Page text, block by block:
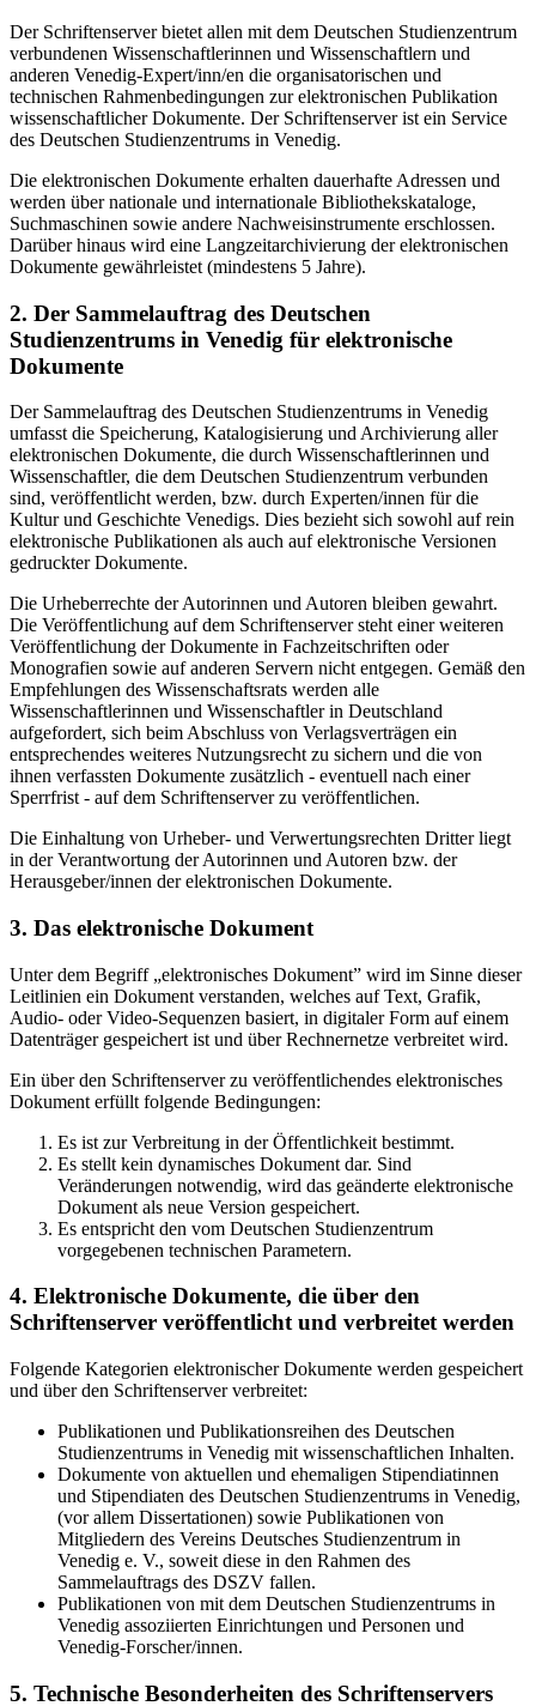
Der Schriftenserver bietet allen mit dem Deutschen Studienzentrum
verbundenen Wissenschaftlerinnen und Wissenschaftlern und
anderen Venedig-Expert/inn/en die organisatorischen und
technischen Rahmenbedingungen zur elektronischen Publikation
wissenschaftlicher Dokumente. Der Schriftenserver ist ein Service
des Deutschen Studienzentrums in Venedig.
Die elektronischen Dokumente erhalten dauerhafte Adressen und
werden über nationale und internationale Bibliothekskataloge,
Suchmaschinen sowie andere Nachweisinstrumente erschlossen.
Darüber hinaus wird eine Langzeitarchivierung der elektronischen
Dokumente gewährleistet (mindestens 5 Jahre).
2. Der Sammelauftrag des Deutschen
Studienzentrums in Venedig für elektronische
Dokumente
Der Sammelauftrag des Deutschen Studienzentrums in Venedig
umfasst die Speicherung, Katalogisierung und Archivierung aller
elektronischen Dokumente, die durch Wissenschaftlerinnen und
Wissenschaftler, die dem Deutschen Studienzentrum verbunden
sind, veröffentlicht werden, bzw. durch Experten/innen für die
Kultur und Geschichte Venedigs. Dies bezieht sich sowohl auf rein
elektronische Publikationen als auch auf elektronische Versionen
gedruckter Dokumente.
Die Urheberrechte der Autorinnen und Autoren bleiben gewahrt.
Die Veröffentlichung auf dem Schriftenserver steht einer weiteren
Veröffentlichung der Dokumente in Fachzeitschriften oder
Monografien sowie auf anderen Servern nicht entgegen. Gemäß den
Empfehlungen des Wissenschaftsrats werden alle
Wissenschaftlerinnen und Wissenschaftler in Deutschland
aufgefordert, sich beim Abschluss von Verlagsverträgen ein
entsprechendes weiteres Nutzungsrecht zu sichern und die von
ihnen verfassten Dokumente zusätzlich - eventuell nach einer
Sperrfrist - auf dem Schriftenserver zu veröffentlichen.
Die Einhaltung von Urheber- und Verwertungsrechten Dritter liegt
in der Verantwortung der Autorinnen und Autoren bzw. der
Herausgeber/innen der elektronischen Dokumente.
3. Das elektronische Dokument
Unter dem Begriff „elektronisches Dokument” wird im Sinne dieser
Leitlinien ein Dokument verstanden, welches auf Text, Grafik,
Audio- oder Video-Sequenzen basiert, in digitaler Form auf einem
Datenträger gespeichert ist und über Rechnernetze verbreitet wird.
Ein über den Schriftenserver zu veröffentlichendes elektronisches
Dokument erfüllt folgende Bedingungen:
Es ist zur Verbreitung in der Öffentlichkeit bestimmt.
Es stellt kein dynamisches Dokument dar. Sind
Veränderungen notwendig, wird das geänderte elektronische
Dokument als neue Version gespeichert.
Es entspricht den vom Deutschen Studienzentrum
vorgegebenen technischen Parametern.
4. Elektronische Dokumente, die über den
Schriftenserver veröffentlicht und verbreitet werden
Folgende Kategorien elektronischer Dokumente werden gespeichert
und über den Schriftenserver verbreitet:
Publikationen und Publikationsreihen des Deutschen
Studienzentrums in Venedig mit wissenschaftlichen Inhalten.
Dokumente von aktuellen und ehemaligen Stipendiatinnen
und Stipendiaten des Deutschen Studienzentrums in Venedig,
(vor allem Dissertationen) sowie Publikationen von
Mitgliedern des Vereins Deutsches Studienzentrum in
Venedig e. V., soweit diese in den Rahmen des
Sammelauftrags des DSZV fallen.
Publikationen von mit dem Deutschen Studienzentrums in
Venedig assoziierten Einrichtungen und Personen und
Venedig-Forscher/innen.
5. Technische Besonderheiten des Schriftenservers